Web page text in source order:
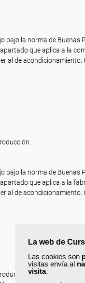
La web de
Las cookies son
visitas envía al
visita.
bajo la norma de Buenas
que aplica a la
de acondicionamiento.
bajo la norma de Buenas
que aplica a la
de acondicionamiento.